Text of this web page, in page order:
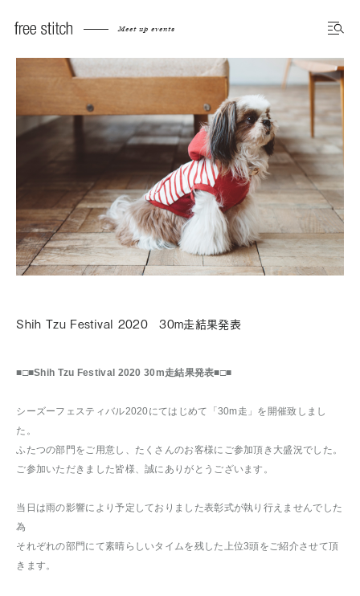
Meet up events
Shih Tzu Festival 2020 30m走結果発表
■□■Shih Tzu Festival 2020 30m走結果発表■□■
シーズーフェスティバル2020にてはじめて「30m走」を開催致しまし
た。
ふたつの部門をご用意し、たくさんのお客様にご参加頂き大盛況でした。
ご参加いただきました皆様、誠にありがとうございます。
当日は雨の影響により予定しておりました表彰式が執り行えませんでした
為
それぞれの部門にて素晴らしいタイムを残した上位3頭をご紹介させて頂
きます。